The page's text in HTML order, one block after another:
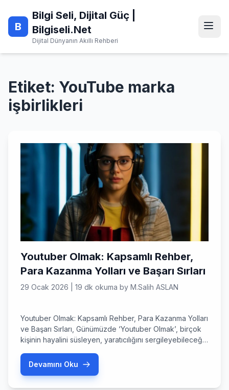
content
B
Bilgi Seli, Dijital Güç |
Bilgiseli.Net
Dijital Dünyanın Akıllı Rehberi
Etiket: YouTube marka
işbirlikleri
Youtuber Olmak: Kapsamlı Rehber,
Para Kazanma Yolları ve Başarı Sırları
29 Ocak 2026 19 dk okuma by M.Salih ASLAN
Youtuber Olmak: Kapsamlı Rehber, Para Kazanma Yolları
ve Başarı Sırları, Günümüzde ‘Youtuber Olmak’, birçok
kişinin hayalini süsleyen, yaratıcılığını sergileyebileceği
kariyer seçeneği haline geldi. Geleneksel medya
kanallarının ötesine geçerek kendi kitlesini oluşturan
Devamını Oku